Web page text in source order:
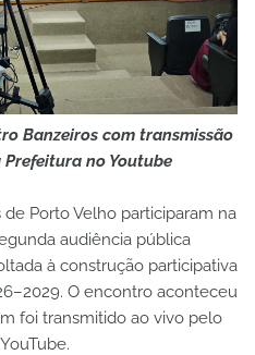
Banzeiros com transmissão
no Youtube
de Porto Velho participaram na
audiência pública
à construção participativa
O encontro aconteceu
foi transmitido ao vivo pelo